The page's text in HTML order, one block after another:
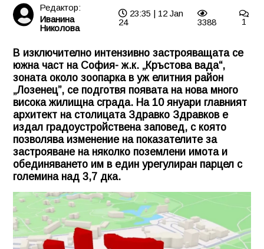
Редактор:
Иванина
Николова
23:35 | 12 Jan
24
3388 1
В изключително интензивно застрояващата се
южна част на София- ж.к. „Кръстова вада“,
зоната около зоопарка в уж елитния район
„Лозенец”, се подготвя появата на нова много
висока жилищна сграда. На 10 януари главният
архитект на столицата Здравко Здравков е
издал градоустройствена заповед, с която
позволява изменение на показателите за
застрояване на няколко поземлени имота и
обединяването им в един урегулиран парцел с
големина над 3,7 дка.